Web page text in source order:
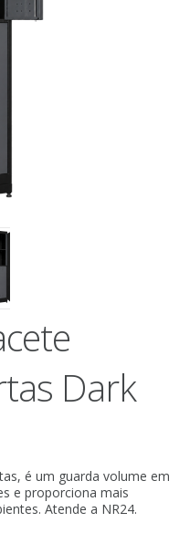
Dark
é um guarda volume em
e proporciona mais
Atende a NR24.